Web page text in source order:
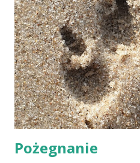
Pożegnanie